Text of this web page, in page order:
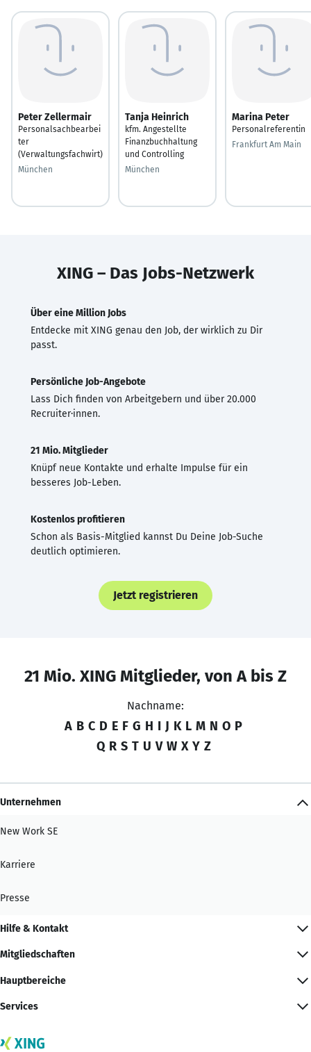
Peter Zellermair
Personalsachbearbei
ter
(Verwaltungsfachwirt)
München
Tanja Heinrich
kfm. Angestellte
Finanzbuchhaltung
und Controlling
München
Marina Peter
Personalreferentin
Frankfurt Am Main
XING – Das Jobs-Netzwerk
Über eine Million Jobs
Entdecke mit XING genau den Job, der wirklich zu Dir
passt.
Persönliche Job-Angebote
Lass Dich finden von Arbeitgebern und über 20.000
Recruiter·innen.
21 Mio. Mitglieder
Knüpf neue Kontakte und erhalte Impulse für ein
besseres Job-Leben.
Kostenlos profitieren
Schon als Basis-Mitglied kannst Du Deine Job-Suche
deutlich optimieren.
Jetzt registrieren
21 Mio. XING Mitglieder, von A bis Z
Nachname:
A B C D E F G H I J K L M N O P
Q R S T U V W X Y Z
Unternehmen
New Work SE
Karriere
Presse
Hilfe & Kontakt
Mitgliedschaften
Hauptbereiche
Services